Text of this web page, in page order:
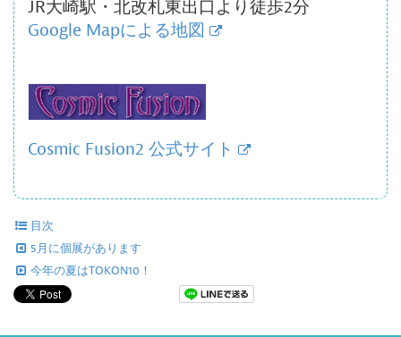
JR大崎駅・北改札東出口より徒歩2分
Google Mapによる地図
Cosmic Fusion2 公式サイト
目次
5月に個展があります
今年の夏はTOKON10！